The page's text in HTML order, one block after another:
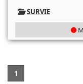
SURVIE
1